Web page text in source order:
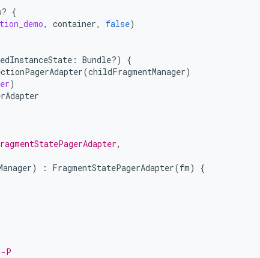
{
, container, false)
: Bundle?)
{
(childFragmentManager)
)
) : FragmentStatePagerAdapter(fm) {
P